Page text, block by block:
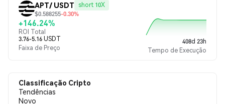
APT/ USDT short 10X
$0.588255-0.30%
+146.24%
ROI Total
3.76-5.16 USDT
Faixa de Preço
408d 23h
Tempo de Execução
Classificação Cripto
Tendências
Novo